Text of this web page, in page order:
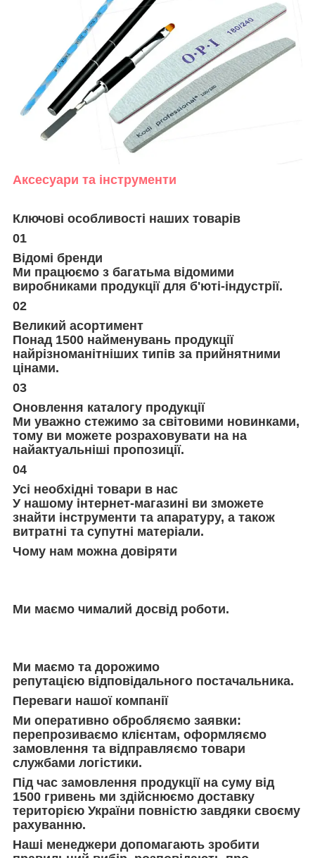
Аксесуари та інструменти
Ключові особливості наших товарів
01
Відомі бренди
Ми працюємо з багатьма відомими
виробниками продукції для б'юті-індустрії.
02
Великий асортимент
Понад 1500 найменувань продукції
найрізноманітніших типів за прийнятними
цінами.
03
Оновлення каталогу продукції
Ми уважно стежимо за світовими новинками,
тому ви можете розраховувати на на
найактуальніші пропозиції.
04
Усі необхідні товари в нас
У нашому інтернет-магазині ви зможете
знайти інструменти та апаратуру, а також
витратні та супутні матеріали.
Чому нам можна довіряти
Ми маємо чималий досвід роботи.
Ми маємо та дорожимо
репутацією відповідального постачальника.
Переваги нашої компанії
Ми оперативно обробляємо заявки:
перепрозиваємо клієнтам, оформляємо
замовлення та відправляємо товари
службами логістики.
Під час замовлення продукції на суму від
1500 гривень ми здійснюємо доставку
територією України повністю завдяки своєму
рахуванню.
Наші менеджери допомагають зробити